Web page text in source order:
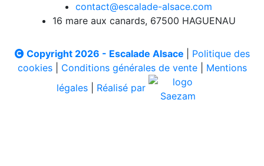
contact@escalade-alsace.com
16 mare aux canards, 67500 HAGUENAU
Copyright 2026 - Escalade Alsace
Politique des
cookies| Conditions générales de vente| Mentions
légales
Réalisé par